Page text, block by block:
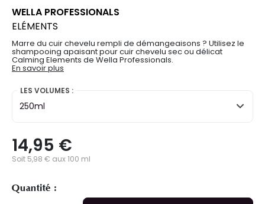
WELLA PROFESSIONALS
ELÉMENTS
Marre du cuir chevelu rempli de démangeaisons ? Utilisez le
shampooing apaisant pour cuir chevelu sec ou délicat
Calming Elements de Wella Professionals.
En savoir plus
LES VOLUMES :
250ml
14,95 €
Soit 5,98 € aux 100 ml
Quantité :